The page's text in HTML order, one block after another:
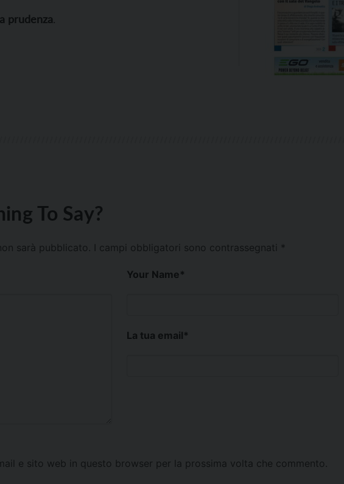
prudenza.
To Say?
sarà pubblicato. I campi obbligatori sono contrassegnati *
Your Name*
La tua email*
e sito web in questo browser per la prossima volta che commento.